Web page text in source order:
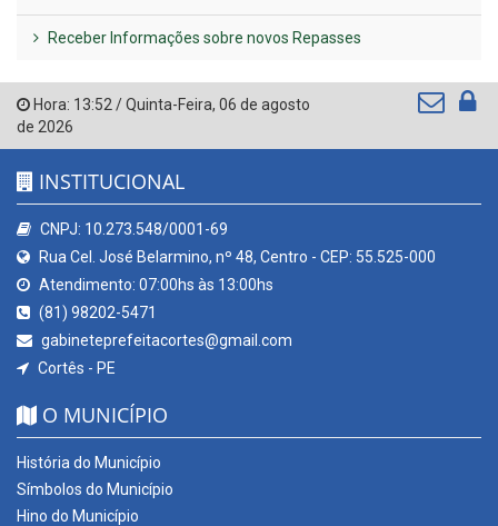
Receber Informações sobre novos Repasses
Hora: 13:52 /Quinta-Feira, 06 de agosto
de 2026
INSTITUCIONAL
CNPJ: 10.273.548/0001-69
Rua Cel. José Belarmino, nº 48, Centro - CEP: 55.525-000
Atendimento: 07:00hs às 13:00hs
(81) 98202-5471
gabineteprefeitacortes@gmail.com
Cortês - PE
O MUNICÍPIO
História do Município
Símbolos do Município
Hino do Município